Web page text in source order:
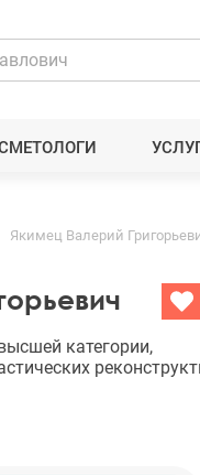
Якимец Валерий
категории,